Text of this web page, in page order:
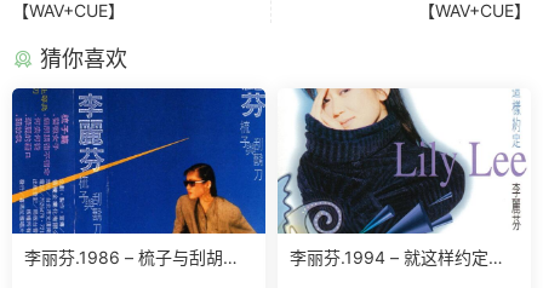
【WAV+CUE】
【WAV+CUE】
猜你喜欢
李丽芬.1986 – 梳子与刮胡刀
李丽芬.1994 – 就这样约定